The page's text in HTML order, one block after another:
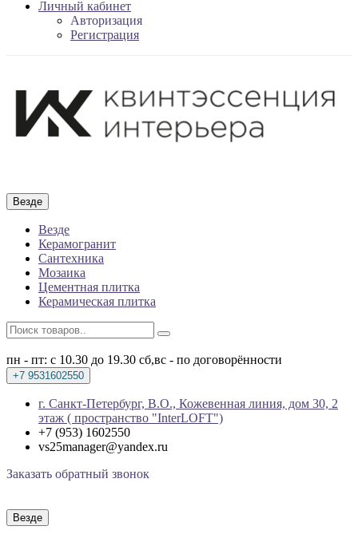
Личный кабинет
Авторизация
Регистрация
Везде
Везде
Керамогранит
Сантехника
Мозаика
Цементная плитка
Керамическая плитка
пн - пт: с 10.30 до 19.30 сб,вс - по договорённости
+7 9531602550
г. Санкт-Петербург, В.О., Кожевенная линия, дом 30, 2
этаж ( пространство "InterLOFT")
+7 (953) 1602550
vs25manager@yandex.ru
Заказать обратный звонок
Везде